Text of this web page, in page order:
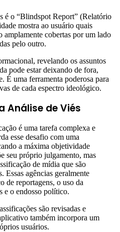
é o “Blindspot Report” (Relatório
mostra ao usuário quais
amplamente cobertas por um lado
pelo outro.
revelando os assuntos
pode estar deixando de fora,
É uma ferramenta poderosa para
de cada espectro ideológico.
Análise de Viés
é uma tarefa complexa e
esse desafio com uma
a máxima objetividade
seu próprio julgamento, mas
de mídia que são
Essas agências geralmente
de reportagens, o uso da
e o endosso político.
são revisadas e
também incorpora um
usuários.